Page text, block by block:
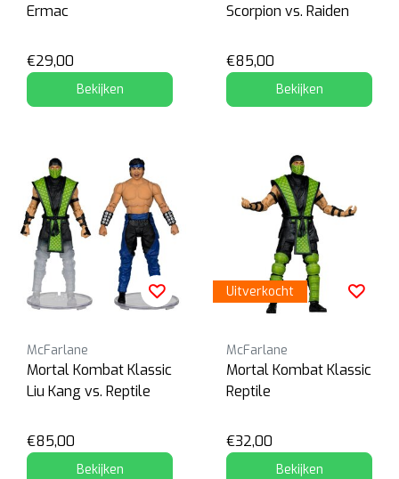
Ermac
€29,00
Bekijken
Scorpion vs. Raiden
€85,00
Bekijken
McFarlane
Mortal Kombat Klassic
Liu Kang vs. Reptile
€85,00
Bekijken
Uitverkocht
McFarlane
Mortal Kombat Klassic
Reptile
€32,00
Bekijken